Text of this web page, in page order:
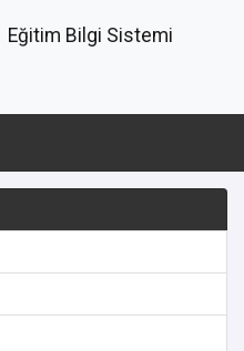
Eğitim Bilgi Sistemi